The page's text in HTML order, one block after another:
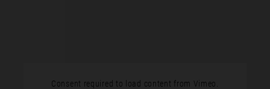
Consent required to load content from Vimeo.